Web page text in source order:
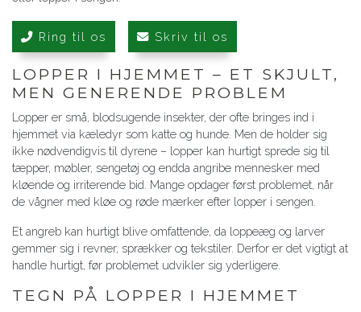
Ring til os Skriv til os
LOPPER I HJEMMET – ET SKJULT,
MEN GENERENDE PROBLEM
Lopper er små, blodsugende insekter, der ofte bringes ind i
hjemmet via kæledyr som katte og hunde. Men de holder sig
ikke nødvendigvis til dyrene – lopper kan hurtigt sprede sig til
tæpper, møbler, sengetøj og endda angribe mennesker med
kløende og irriterende bid. Mange opdager først problemet, når
de vågner med kløe og røde mærker efter lopper i sengen.
Et angreb kan hurtigt blive omfattende, da loppeæg og larver
gemmer sig i revner, sprækker og tekstiler. Derfor er det vigtigt at
handle hurtigt, før problemet udvikler sig yderligere.
TEGN PÅ LOPPER I HJEMMET